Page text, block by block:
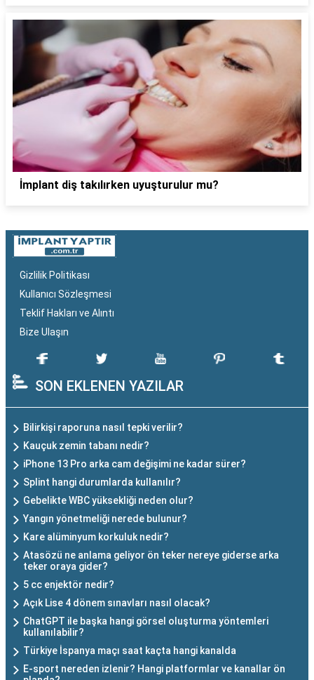
İmplant diş takılırken uyuşturulur mu?
Gizlilik Politikası
Kullanıcı Sözleşmesi
Teklif Hakları ve Alıntı
Bize Ulaşın
SON EKLENEN YAZILAR
Bilirkişi raporuna nasıl tepki verilir?
Kauçuk zemin tabanı nedir?
iPhone 13 Pro arka cam değişimi ne kadar sürer?
Splint hangi durumlarda kullanılır?
Gebelikte WBC yüksekliği neden olur?
Yangın yönetmeliği nerede bulunur?
Kare alüminyum korkuluk nedir?
Atasözü ne anlama geliyor ön teker nereye giderse arka
teker oraya gider?
5 cc enjektör nedir?
Açık Lise 4 dönem sınavları nasıl olacak?
ChatGPT ile başka hangi görsel oluşturma yöntemleri
kullanılabilir?
Türkiye İspanya maçı saat kaçta hangi kanalda
E-sport nereden izlenir? Hangi platformlar ve kanallar ön